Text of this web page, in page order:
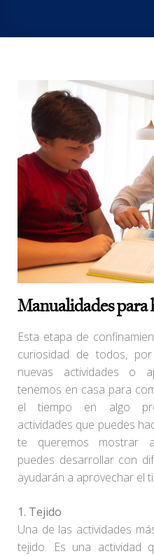
Manualidades para
Esta etapa de
curiosidad de todos,
nuevas actividades o
tenemos en casa para
el tiempo en algo
actividades que puedes
te queremos mostrar
puedes desarrollar con
ayudarán a aprovechar el
1. Tejido
Una de las actividades
tejido. Es una actividad